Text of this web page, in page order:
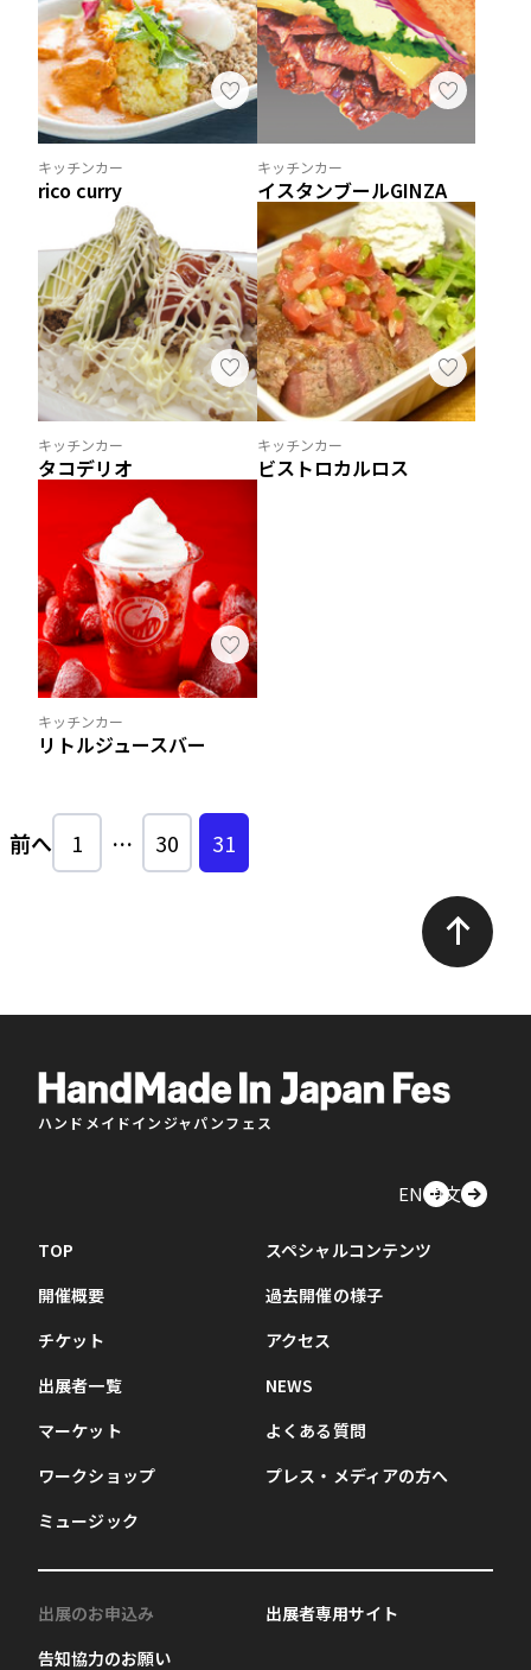
キッチンカー
rico curry
キッチンカー
イスタンブールGINZA
キッチンカー
タコデリオ
キッチンカー
ビストロカルロス
キッチンカー
リトルジュースバー
前へ 1 … 30 31
ハンドメイドインジャパンフェス
EN中文
TOP
開催概要
チケット
出展者一覧
マーケット
ワークショップ
ミュージック
スペシャルコンテンツ
過去開催の様子
アクセス
NEWS
よくある質問
プレス・メディアの方へ
出展のお申込み
告知協力のお願い
出展者専用サイト